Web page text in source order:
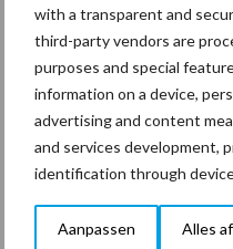
with a transparent and
third-party vendors are
purposes and special
information on a device,
advertising and content
and services development,
identification through
Aanpassen Alles
Primaire
Sidebar
Recent nieuws
30 dec
maren